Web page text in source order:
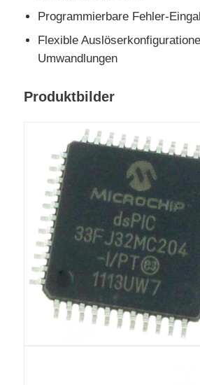
Power Management Chip
Programmierbare Fehler-
Flexible
Umwandlungen
Produktbilder